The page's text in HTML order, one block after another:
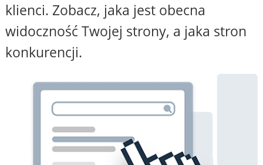
klienci. Zobacz, jaka jest obecna
widoczność Twojej strony, a jaka stron
konkurencji.